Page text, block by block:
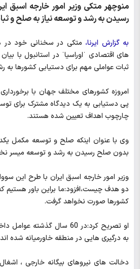
منوچهر متکی وزیر امور خارجه اسبق
رسیدن به رشد و توسعه نیاز به صلح و
به گزارش ایرنا، متکی در سخنانی خود در
های اقتصادی ˈاوراسیاˈ در استانبول با
ثبات عواملی مهم برای دستیابی کشورها
امروزه کشورهای مختلف جهان با
پی دستیابی به یک دیدگاه مشترک برای
چارچوب اهداف تعیین شده هستند.
وی با عنوان اینکه صلح و توسعه مکمل
بدون صلح رسیدن به رشد و توسعه میسر
وزیر امور خارجه اسبق ایران با طرح این
دو هدف چیست،افزود:ما براین باور
کشورها صورت نخواهد گرفت.
او تصریح کرد:در 60 سال
به درگیری هایی در منطقه خاورمیانه شده
دخالت های نیروهای بیگانه خارجی ،